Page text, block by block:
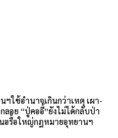
ฯใช้อำนาจเกินกว่าเหตุ เผา-
อย “ปู่คออี้”ยังไม่ได้กลับป่า
อรื้อใหญ่กฎหมายอุทยานฯ